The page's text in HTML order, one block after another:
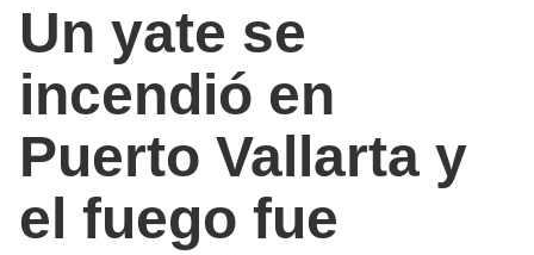
Un yate se
incendió en
Puerto Vallarta y
el fuego fue